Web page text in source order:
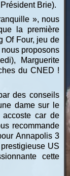
Brie).
», nous
la première
Of Four, jeu de
proposons
Marguerite
du CNED !
des conseils
dame sur le
accoste car de
recommande
Annapolis 3
US
cette